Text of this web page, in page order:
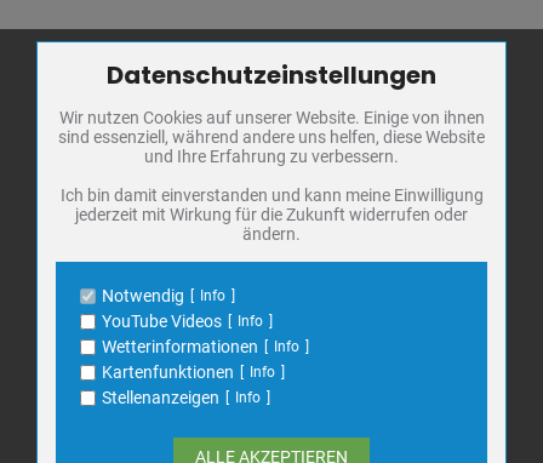
Stadt Bad
Frankenhausen
Markt 1
06567 Bad Frankenhausen
Telefon: 034671 7 20 0
E-Mail:info@bad-frankenhausen.de
Search
for:
Zum Betrieb der Seite notwendige Cookies / Drittanbieter:
Name
PHP Session Cookie
Anbieter
Eigentümer dieser Website
Schutz
Cookie Name
PHPSESSID, fe_typo_user
Name
Cookiespeicherung Entscheidungscookie
Anbieter
Eigentümer dieser Website
Zweck
Speichert die Einstellungen der Besucher
bezüglich der Speicherung von Cookies.
Cookie Name
dywc
1 Jahr
Datenschutzeinstellungen
Wir nutzen Cookies auf unserer Website. Einige von ihnen
sind essenziell, während andere uns helfen, diese Website
und Ihre Erfahrung zu verbessern.
Ich bin damit einverstanden und kann meine Einwilligung
jederzeit mit Wirkung für die Zukunft widerrufen oder
ändern.
Notwendig Info
YouTube Videos Info
Wetterinformationen Info
Kartenfunktionen Info
Stellenanzeigen Info
ALLE AKZEPTIEREN